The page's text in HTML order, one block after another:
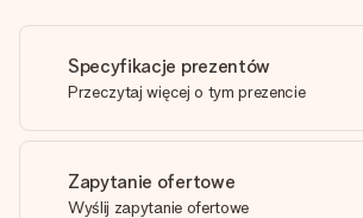
Specyfikacje prezentów
Przeczytaj więcej o tym prezencie
Zapytanie ofertowe
Wyślij zapytanie ofertowe